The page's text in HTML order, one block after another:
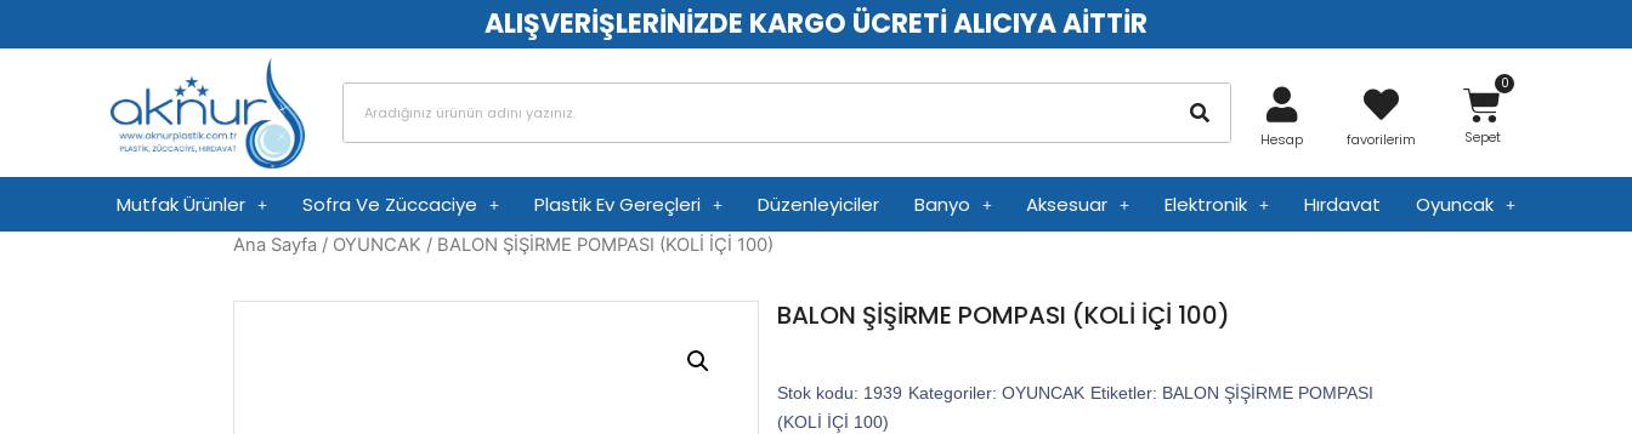
ALIŞVERİŞLERİNİZDE KARGO ÜCRETİ ALICIYA AİTTİR
Hesap favorilerim Sepet
Mutfak Ürünler Sofra Ve Züccaciye Plastik Ev Gereçleri Düzenleyiciler Banyo Aksesuar Elektronik Hırdavat Oyuncak
Ana Sayfa / OYUNCAK / BALON ŞİŞİRME POMPASI (KOLİ İÇİ 100)
BALON ŞİŞİRME POMPASI (KOLİ İÇİ 100)
Stok kodu: 1939 Kategoriler: OYUNCAK Etiketler: BALON ŞİŞİRME POMPASI
(KOLİ İÇİ 100)